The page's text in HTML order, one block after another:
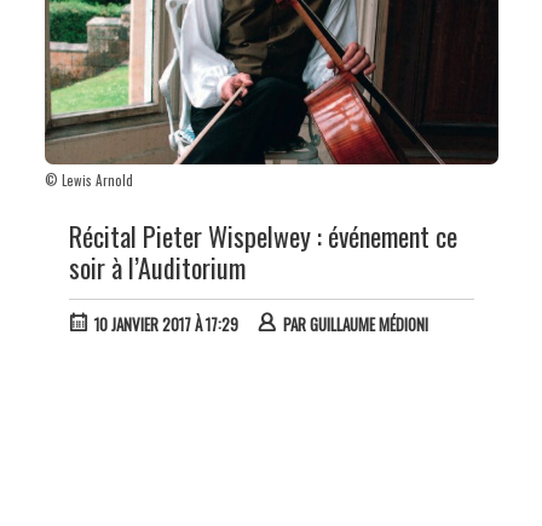
© Lewis Arnold
Récital Pieter Wispelwey : événement ce
soir à l’Auditorium
10 JANVIER 2017 À 17:29 PARGUILLAUME MÉDIONI